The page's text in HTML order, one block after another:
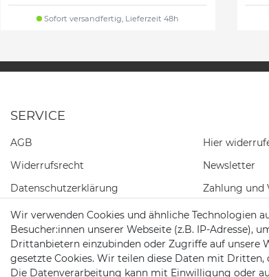
Sofort versandfertig, Lieferzeit 48h
SERVICE
AGB
Widerrufs­recht
Daten­schutz­erklärung
Impressum
Kontakt
Hier
Newsletter
Zahlung und
Wir verwenden Cookies und ähnliche Technologien
Besucher:innen unserer Webseite (z.B. IP-Adresse),
Drittanbietern einzubinden oder Zugriffe auf unsere
gesetzte Cookies. Wir teilen diese Daten mit Dritten,
Die Datenverarbeitung kann mit Einwilligung oder